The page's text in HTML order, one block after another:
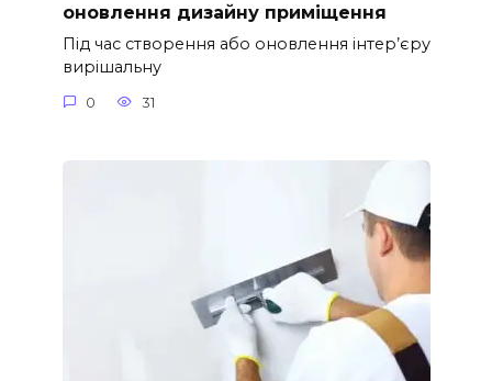
оновлення дизайну приміщення
Під час створення або оновлення інтер’єру
вирішальну
0 31